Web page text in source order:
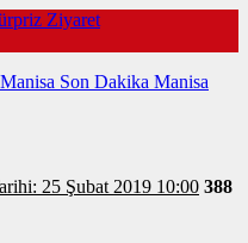
Ziyaret
Son Dakika Manisa
25 Şubat 2019 10:00 388